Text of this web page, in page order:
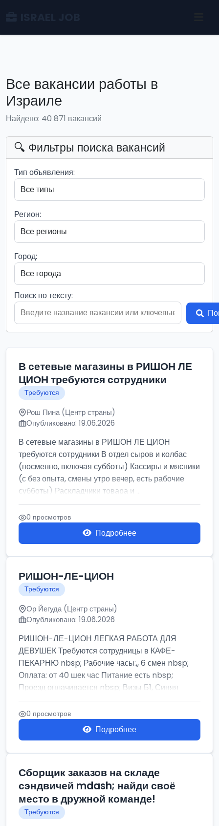
Все вакансии работы в
Израиле
Найдено: 40 871 вакансий
🔍 Фильтры поиска вакансий
Тип объявления:
Регион:
Город:
Поиск по тексту:
В сетевые магазины в РИШОН ЛЕ
ЦИОН требуются сотрудники
Требуются
Рош Пина (Центр страны)
Опубликовано: 19.06.2026
В сетевые магазины в РИШОН ЛЕ ЦИОН
требуются сотрудники В отдел сыров и колбас
(посменно, включая субботы) Кассиры и мясники
(с без опыта, смены утро вечер, есть рабочие
субботы) Раскладчики товара и ...
0 просмотров
Подробнее
РИШОН-ЛЕ-ЦИОН
Требуются
Ор Йегуда (Центр страны)
Опубликовано: 19.06.2026
РИШОН-ЛЕ-ЦИОН ЛЕГКАЯ РАБОТА ДЛЯ
ДЕВУШЕК Требуются сотрудницы в КАФЕ-
ПЕКАРНЮ nbsp; Рабочие часы:,, 6 смен nbsp;
Оплата: от 40 шек час Питание есть nbsp;
Проезд оплачивается nbsp; Визы Б1, Синяя
бумага,...
0 просмотров
Подробнее
Сборщик заказов на складе
сэндвичей mdash; найди своё
место в дружной команде!
Требуются